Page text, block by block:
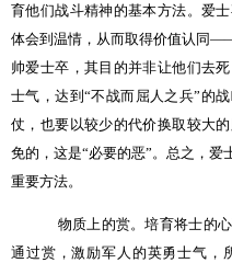
育他们战斗精神的基本方法。爱
体会到温情，从而取得价值认同
帅爱士卒，其目的并非让他们去
士气，达到“不战而屈人之兵”的
仗，也要以较少的代价换取较大
免的，这是“必要的恶”。总之，爱
重要方法。
物质上的赏。培育将士的
通过赏，激励军人的英勇士气，